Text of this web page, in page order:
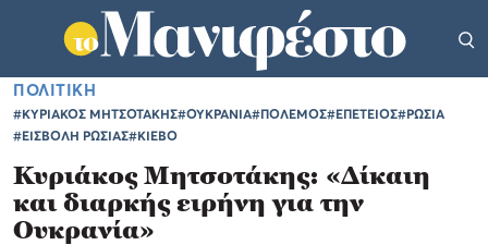
ΠΟΛΙΤΙΚΗ
#ΚΥΡΙΑΚΟΣ ΜΗΤΣΟΤΑΚΗΣ#ΟΥΚΡΑΝΙΑ#ΠΟΛΕΜΟΣ#ΕΠΕΤΕΙΟΣ#ΡΩΣΙΑ
#ΕΙΣΒΟΛΗ ΡΩΣΙΑΣ#ΚΙΕΒΟ
Κυριάκος Μητσοτάκης: «Δίκαιη
και διαρκής ειρήνη για την
Ουκρανία»